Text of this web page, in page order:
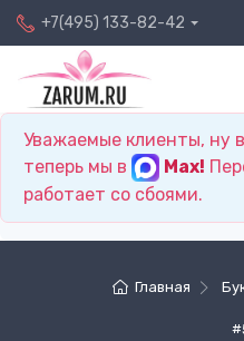
+7(495) 133-82-42
Уважаемые клиенты, ну
теперь мы в
Max!
работает со сбоями.
Главная